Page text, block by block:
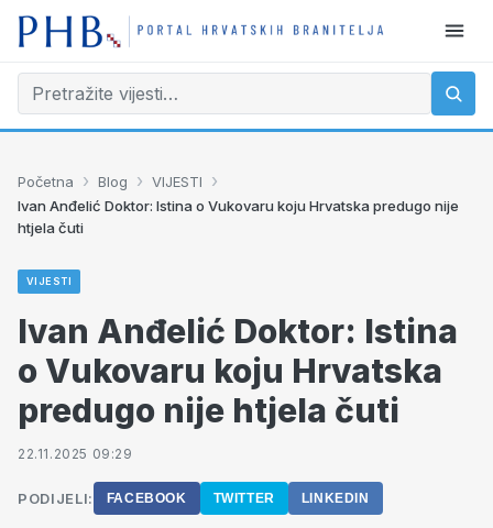
Početna › Blog › VIJESTI ›
Ivan Anđelić Doktor: Istina o Vukovaru koju Hrvatska predugo nije
htjela čuti
VIJESTI
Ivan Anđelić Doktor: Istina
o Vukovaru koju Hrvatska
predugo nije htjela čuti
22.11.2025 09:29
PODIJELI: FACEBOOK TWITTER LINKEDIN